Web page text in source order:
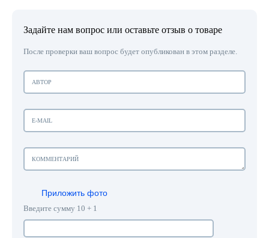
Задайте нам вопрос или оставьте отзыв о товаре
После проверки ваш вопрос будет опубликован в этом разделе.
Приложить фото
Введите сумму 10 + 1